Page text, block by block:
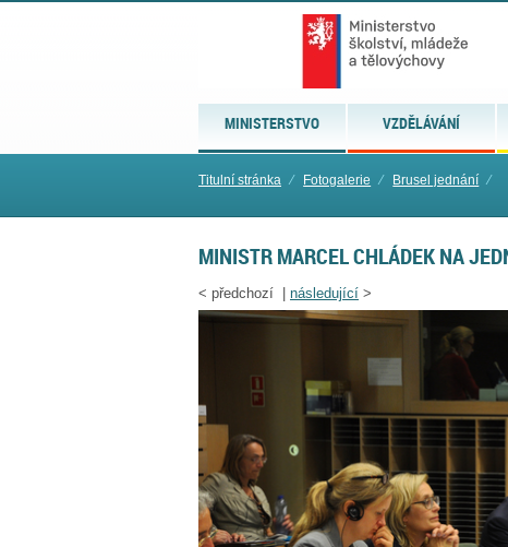
MINISTERSTVO VZDĚLÁVÁNÍ
Titulní stránka ⁄ Fotogalerie ⁄ Brusel jednání ⁄
MINISTR MARCEL CHLÁDEK NA
< předchozí | následující >